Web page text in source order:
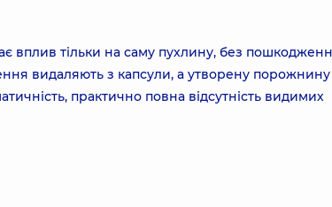
вплив тільки на саму пухлину, без
видаляють з капсули, а утворену порожнину
практично повна відсутність видимих